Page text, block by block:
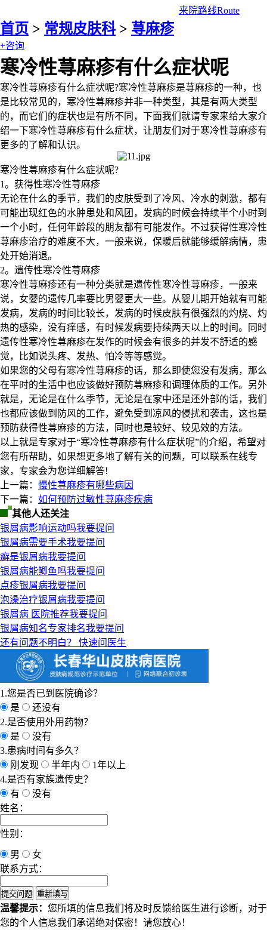
来院路线Route
首页 > 常规皮肤科> 荨麻疹
+咨询
寒冷性荨麻疹有什么症状呢
寒冷性荨麻疹有什么症状呢?寒冷性荨麻疹是荨麻疹的一种，也
是比较常见的，寒冷性荨麻疹并非一种类型，其是有两大类型
的，而它们的症状也是有所不同，下面我们就请专家来给大家介
绍一下寒冷性荨麻疹有什么症状，让朋友们对于寒冷性荨麻疹有
更多的了解和认识。
寒冷性荨麻疹有什么症状呢?
1。获得性寒冷性荨麻疹
无论在什么的季节，我们的皮肤受到了冷风、冷水的刺激，都有
可能出现红色的水肿患处和风团，发病的时候会持续半个小时到
一个小时，任何年龄段的朋友都有可能发作。不过获得性寒冷性
荨麻疹治疗的难度不大，一般来说，保暖后就能够缓解病情，患
处开始消退。
2。遗传性寒冷性荨麻疹
寒冷性荨麻疹还有一种分类就是遗传性寒冷性荨麻疹，一般来
说，女婴的遗传几率要比男婴更大一些。从婴儿期开始就有可能
发病，发病的时间比较长，发病的时候皮肤有很强烈的灼烧、灼
热的感染，没有痒感，有时候发病要持续两天以上的时间。同时
遗传性寒冷性荨麻疹在发作的时候会有很多的并发不舒适的感
觉，比如说头疼、发热、怕冷等等感觉。
如果您的父母有寒冷性荨麻疹的话，那么即使您没有发病，那么
在平时的生活中也应该做好预防荨麻疹和调理体质的工作。另外
就是，无论是在什么季节，无论是在家中还是还外部的话，我们
也都应该做到防风的工作，避免受到凉风的侵扰和袭击，这也是
预防获得性荨麻疹的方法，同时也是较好、较见效的方法。
以上就是专家对于“寒冷性荨麻疹有什么症状呢”的介绍，希望对
您有所帮助，如果想更多地了解有关的问题，可以联系在线专
家，专家会为您详细解答!
上一篇： 慢性荨麻疹有哪些病因
下一篇： 如何预防过敏性荨麻疹疾病
其他人还关注
银屑病影响运动吗我要提问
银屑病需要手术我要提问
癣是银屑病我要提问
银屑病能鲫鱼吗我要提问
点疹银屑病我要提问
泡澡治疗银屑病我要提问
银屑病 医院推荐我要提问
银屑病知名专家排名我要提问
还有问题不明白？
快速问医生
1.您是否已到医院确诊？
是
还没有
2.是否使用外用药物？
是
没有
3.患病时间有多久？
刚发现
半年内
1年以上
4.是否有家族遗传史？
有
没有
姓名：
性别：
男
女
联系方式：
温馨提示： 您所填的信息我们将及时反馈给医生进行诊断，对于
您的个人信息我们承诺绝对保密！请您放心！